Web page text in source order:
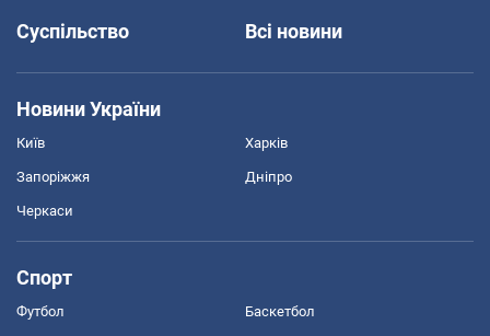
Суспільство
Всі новини
Новини України
Київ Харків
Запоріжжя Дніпро
Черкаси
Спорт
Футбол Баскетбол